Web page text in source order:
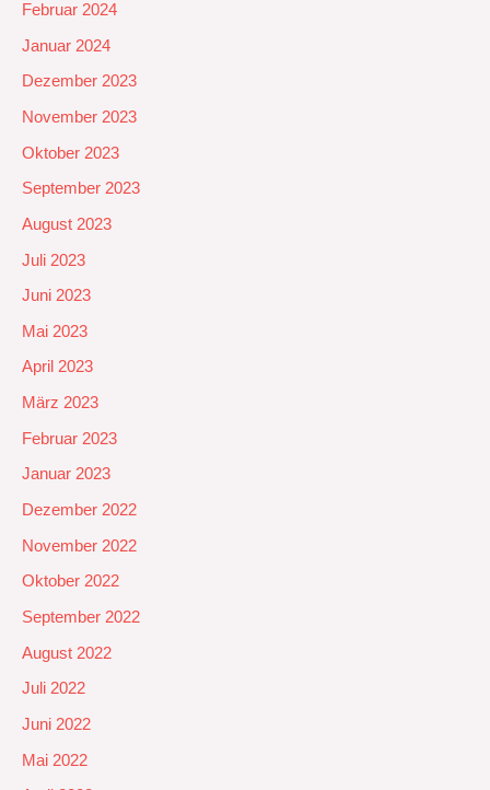
Februar 2024
Januar 2024
Dezember 2023
November 2023
Oktober 2023
September 2023
August 2023
Juli 2023
Juni 2023
Mai 2023
April 2023
März 2023
Februar 2023
Januar 2023
Dezember 2022
November 2022
Oktober 2022
September 2022
August 2022
Juli 2022
Juni 2022
Mai 2022